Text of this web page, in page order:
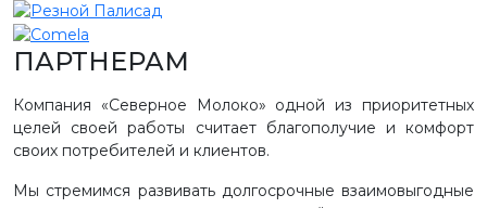
ПАРТНЕРАМ
Компания «Северное Молоко» одной из приоритетных
целей своей работы считает благополучие и комфорт
своих потребителей и клиентов.
Мы стремимся развивать долгосрочные взаимовыгодные